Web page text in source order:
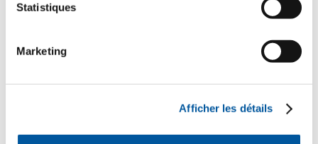
Statistiques
Marketing
Afficher les détails
communiquons vos données au distributeur partenaire
présente
information sur politique de confidentialité
Quel thème vous intéresse le plus ?